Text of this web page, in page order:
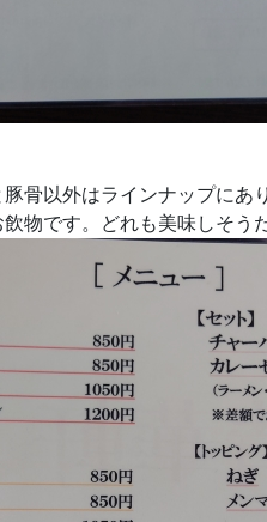
骨以外はラインナップにあ
物です。どれも美味しそう